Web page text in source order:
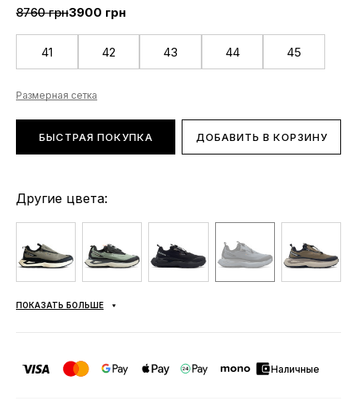
8760 грн3900 грн
41 42 43 44 45
Размерная сетка
БЫСТРАЯ ПОКУПКА ДОБАВИТЬ В КОРЗИНУ
Другие цвета:
ПОКАЗАТЬ БОЛЬШЕ
Наличные